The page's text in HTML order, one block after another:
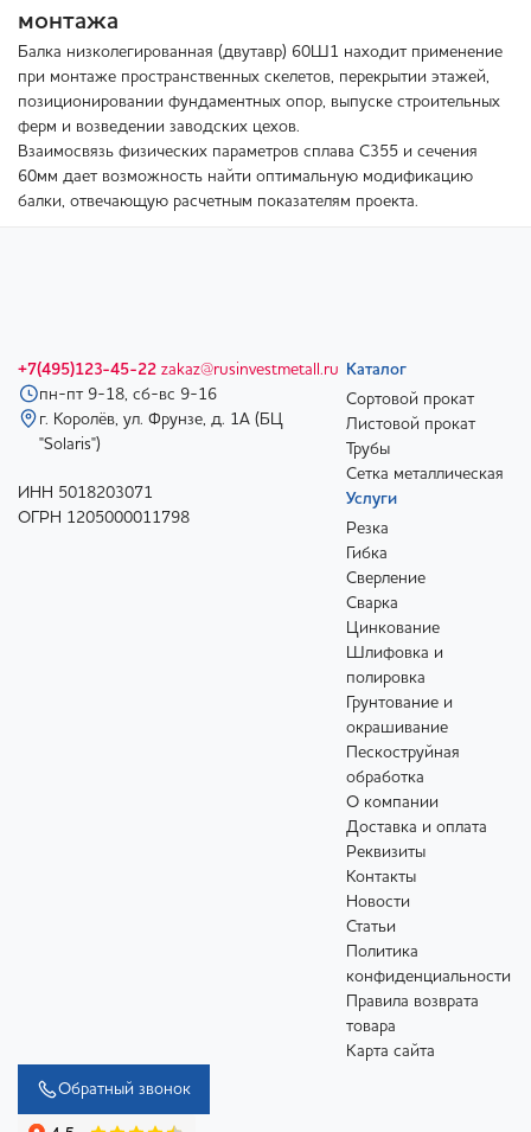
монтажа
Балка низколегированная (двутавр) 60Ш1 находит применение
при монтаже пространственных скелетов, перекрытии этажей,
позиционировании фундаментных опор, выпуске строительных
ферм и возведении заводских цехов.
Взаимосвязь физических параметров сплава С355 и сечения
60мм дает возможность найти оптимальную модификацию
балки, отвечающую расчетным показателям проекта.
+7(495)123-45-22 zakaz@rusinvestmetall.ru
пн-пт 9-18, сб-вс 9-16
г. Королёв, ул. Фрунзе, д. 1А (БЦ
"Solaris")
ИНН 5018203071
ОГРН 1205000011798
Каталог
Сортовой прокат
Листовой прокат
Трубы
Сетка металлическая
Услуги
Резка
Гибка
Сверление
Сварка
Цинкование
Шлифовка и
полировка
Грунтование и
окрашивание
Пескоструйная
обработка
О компании
Доставка и оплата
Реквизиты
Контакты
Новости
Статьи
Политика
конфиденциальности
Правила возврата
товара
Карта сайта
Обратный звонок